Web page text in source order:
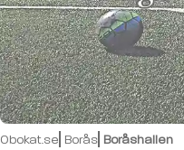
Obokat.se Borås Boråshallen